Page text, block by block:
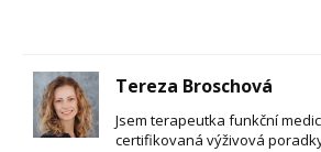
Tereza Broschová
Jsem terapeutka funkční
certifikovaná výživová